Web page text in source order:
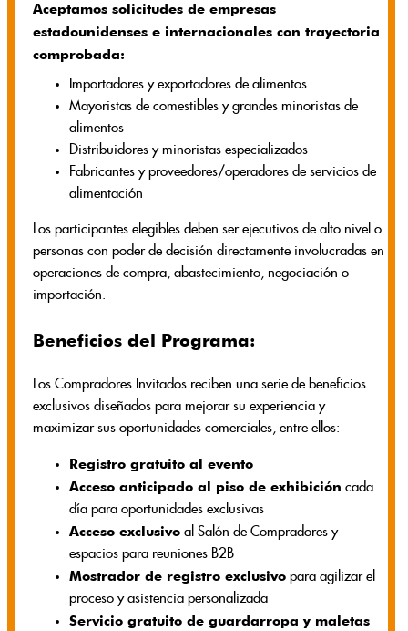
Aceptamos solicitudes de empresas
estadounidenses e internacionales con trayectoria
comprobada:
Importadores y exportadores de alimentos
Mayoristas de comestibles y grandes minoristas de
alimentos
Distribuidores y minoristas especializados
Fabricantes y proveedores/operadores de servicios de
alimentación
Los participantes elegibles deben ser ejecutivos de alto nivel o
personas con poder de decisión directamente involucradas en
operaciones de compra, abastecimiento, negociación o
importación.
Beneficios del Programa:
Los Compradores Invitados reciben una serie de beneficios
exclusivos diseñados para mejorar su experiencia y
maximizar sus oportunidades comerciales, entre ellos:
Registro gratuito al evento
Acceso anticipado al piso de exhibición cada
día para oportunidades exclusivas
Acceso exclusivo al Salón de Compradores y
espacios para reuniones B2B
Mostrador de registro exclusivo para agilizar el
proceso y asistencia personalizada
Servicio gratuito de guardarropa y maletas